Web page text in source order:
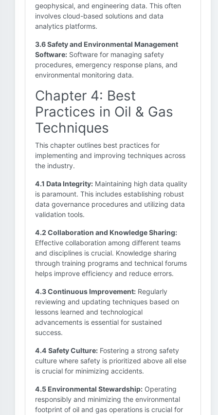
geophysical, and engineering data. This often
involves cloud-based solutions and data
analytics platforms.
3.6 Safety and Environmental Management
Software: Software for managing safety
procedures, emergency response plans, and
environmental monitoring data.
Chapter 4: Best
Practices in Oil & Gas
Techniques
This chapter outlines best practices for
implementing and improving techniques across
the industry.
4.1 Data Integrity: Maintaining high data quality
is paramount. This includes establishing robust
data governance procedures and utilizing data
validation tools.
4.2 Collaboration and Knowledge Sharing:
Effective collaboration among different teams
and disciplines is crucial. Knowledge sharing
through training programs and technical forums
helps improve efficiency and reduce errors.
4.3 Continuous Improvement: Regularly
reviewing and updating techniques based on
lessons learned and technological
advancements is essential for sustained
success.
4.4 Safety Culture: Fostering a strong safety
culture where safety is prioritized above all else
is crucial for minimizing accidents.
4.5 Environmental Stewardship: Operating
responsibly and minimizing the environmental
footprint of oil and gas operations is crucial for